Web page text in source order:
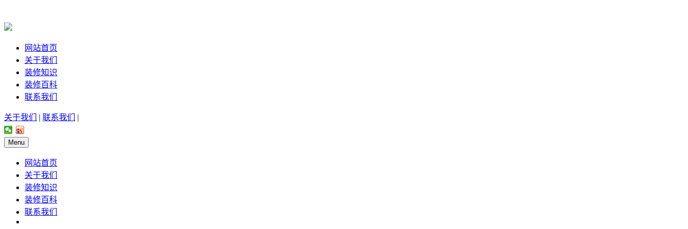
网站首页
关于我们
装修知识
装修百科
联系我们
关于我们 | 联系我们 |
Menu
网站首页
关于我们
装修知识
装修百科
联系我们